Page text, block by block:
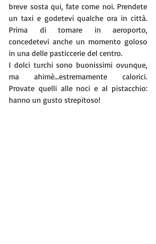
breve sosta qui, fate come noi. Prendete
un taxi e godetevi qualche ora in città.
Prima di tornare in aeroporto,
concedetevi anche un momento goloso
in una delle pasticcerie del centro.
I dolci turchi sono buonissimi ovunque,
ma ahimè...estremamente calorici.
Provate quelli alle noci e al pistacchio:
hanno un gusto strepitoso!